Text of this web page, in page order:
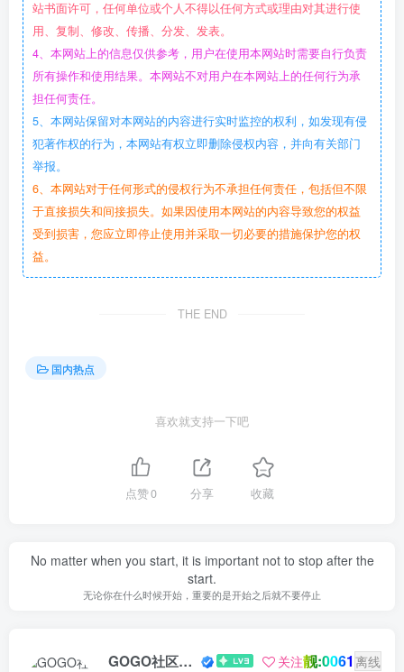
站书面许可，任何单位或个人不得以任何方式或理由对其进行使
用、复制、修改、传播、分发、发表。
4、本网站上的信息仅供参考，用户在使用本网站时需要自行负责
所有操作和使用结果。本网站不对用户在本网站上的任何行为承
担任何责任。
5、本网站保留对本网站的内容进行实时监控的权利，如发现有侵
犯著作权的行为，本网站有权立即删除侵权内容，并向有关部门
举报。
6、本网站对于任何形式的侵权行为不承担任何责任，包括但不限
于直接损失和间接损失。如果因使用本网站的内容导致您的权益
受到损害，您应立即停止使用并采取一切必要的措施保护您的权
益。
THE END
国内热点
喜欢就支持一下吧
点赞0 分享 收藏
No matter when you start, it is important not to stop after the
start.
无论你在什么时候开始，重要的是开始之后就不要停止
GOGO社区新闻助手 关注靓:0061 离线